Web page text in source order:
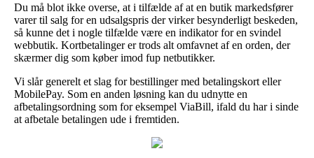
Du må blot ikke overse, at i tilfælde af at en butik markedsfører
varer til salg for en udsalgspris der virker besynderligt beskeden,
så kunne det i nogle tilfælde være en indikator for en svindel
webbutik. Kortbetalinger er trods alt omfavnet af en orden, der
skærmer dig som køber imod fup netbutikker.
Vi slår generelt et slag for bestillinger med betalingskort eller
MobilePay. Som en anden løsning kan du udnytte en
afbetalingsordning som for eksempel ViaBill, ifald du har i sinde
at afbetale betalingen ude i fremtiden.